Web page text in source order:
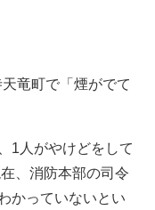
竜町で「煙がでて
1人がやけどをして
、消防本部の司令
かっていないとい